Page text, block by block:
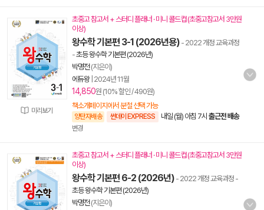
미리보기
초중고 참고서 + 스터디 플래너 · 미니 콜드컵 (초중고참고서 3만원
이상)
왕수학 기본편 3-1 (2026년용) - 2022 개정 교육과정
-초등 왕수학 기본편 (2026년)
박명전(지은이)
에듀왕| 2024년 11월
14,850원 (10% 할인 / 490원)
책소개페이지에서 분철 선택 가능
양탄자배송 썬데이 EXPRESS 내일 (월) 아침 7시 출근전 배송
변경
초중고 참고서 + 스터디 플래너 · 미니 콜드컵 (초중고참고서 3만원
이상)
왕수학 기본편 6-2 (2026년) - 2022 개정 교육과정 -
초등 왕수학 기본편 (2026년)
박명전(지은이)